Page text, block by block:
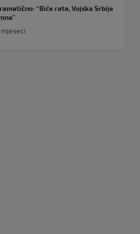
“Biće rata, Vojska Srbije
mjeseci